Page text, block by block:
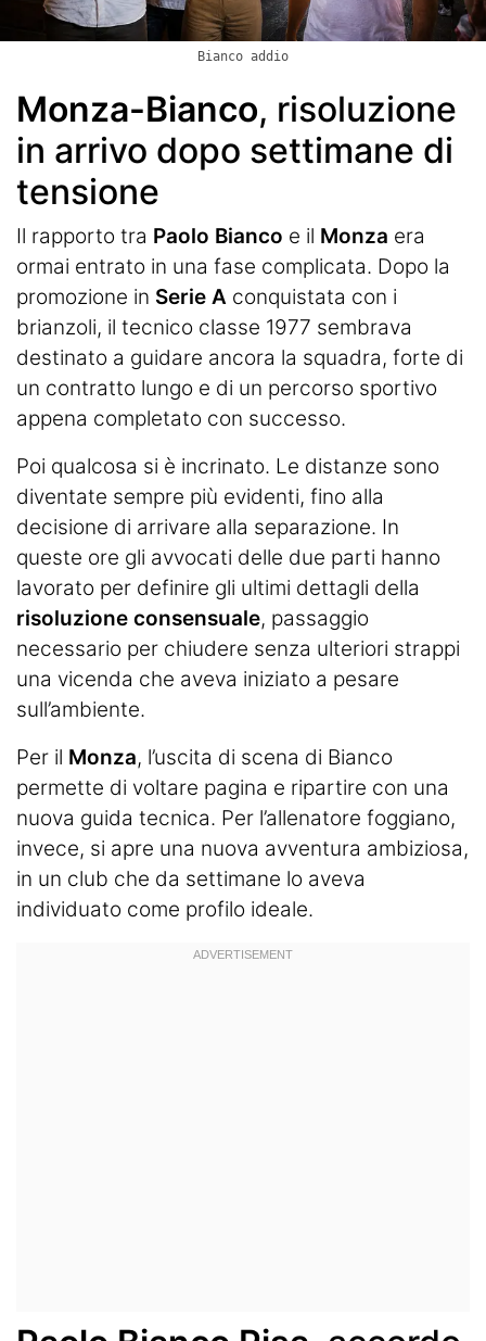
Bianco addio
Monza-Bianco, risoluzione
in arrivo dopo settimane di
tensione
Il rapporto tra Paolo Bianco e il Monza era
ormai entrato in una fase complicata. Dopo la
promozione in Serie A conquistata con i
brianzoli, il tecnico classe 1977 sembrava
destinato a guidare ancora la squadra, forte di
un contratto lungo e di un percorso sportivo
appena completato con successo.
Poi qualcosa si è incrinato. Le distanze sono
diventate sempre più evidenti, fino alla
decisione di arrivare alla separazione. In
queste ore gli avvocati delle due parti hanno
lavorato per definire gli ultimi dettagli della
risoluzione consensuale, passaggio
necessario per chiudere senza ulteriori strappi
una vicenda che aveva iniziato a pesare
sull’ambiente.
Per il Monza, l’uscita di scena di Bianco
permette di voltare pagina e ripartire con una
nuova guida tecnica. Per l’allenatore foggiano,
invece, si apre una nuova avventura ambiziosa,
in un club che da settimane lo aveva
individuato come profilo ideale.